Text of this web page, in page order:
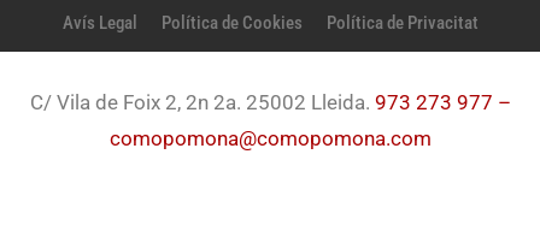
Avís Legal Política de Cookies Política de Privacitat
C/ Vila de Foix 2, 2n 2a. 25002 Lleida. 973 273 977 –
comopomona@comopomona.com